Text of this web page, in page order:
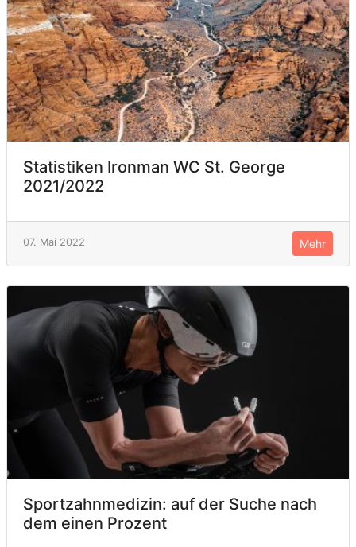
Statistiken Ironman WC St. George
2021/2022
07. Mai 2022 Mehr
Sportzahnmedizin: auf der Suche nach
dem einen Prozent